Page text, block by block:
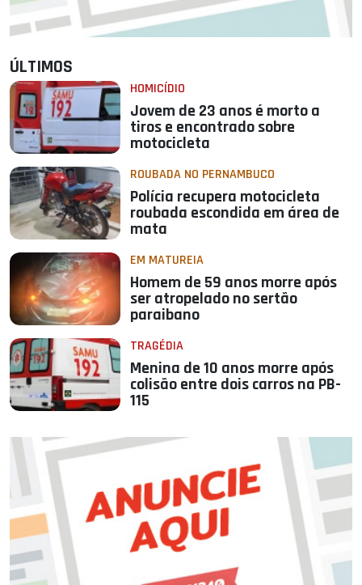
ÚLTIMOS
HOMICÍDIO
Jovem de 23 anos é morto a
tiros e encontrado sobre
motocicleta
ROUBADA NO PERNAMBUCO
Polícia recupera motocicleta
roubada escondida em área de
mata
EM MATUREIA
Homem de 59 anos morre após
ser atropelado no sertão
paraibano
TRAGÉDIA
Menina de 10 anos morre após
colisão entre dois carros na PB-
115